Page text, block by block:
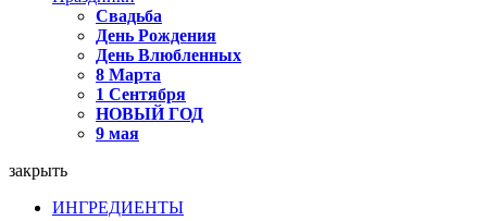
Свадьба
День Рождения
День Влюбленных
8 Марта
1 Сентября
НОВЫЙ ГОД
9 мая
закрыть
ИНГРЕДИЕНТЫ